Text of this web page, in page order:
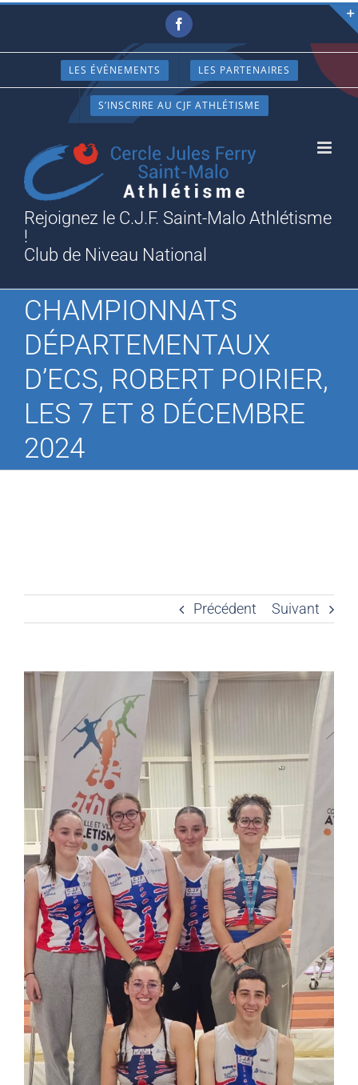
Passer
contenu
Facebook
LES ÉVÈNEMENTS LES PARTENAIRES
S’INSCRIRE AU CJF ATHLÉTISME
Rejoignez le C.J.F. Saint-Malo Athlétisme
!
Club de Niveau National
CHAMPIONNATS
DÉPARTEMENTAUX
D’ECS, ROBERT POIRIER,
LES 7 ET 8 DÉCEMBRE
2024
Précédent Suivant